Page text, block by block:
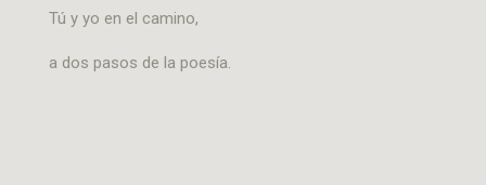
Tú y yo en el camino,
a dos pasos de la poesía.